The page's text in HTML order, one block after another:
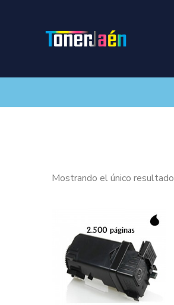
Mostrando el único resultado